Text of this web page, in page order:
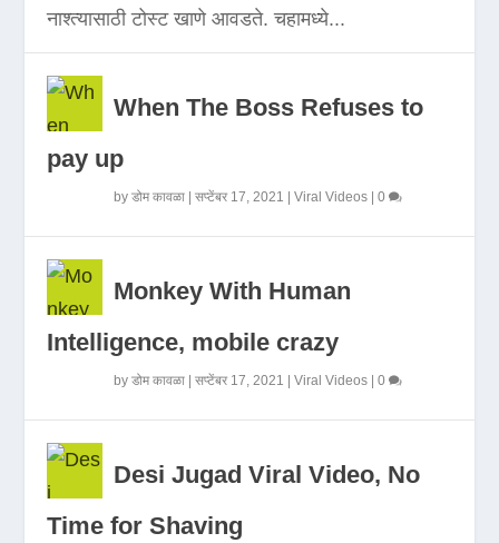
नाश्त्यासाठी टोस्ट खाणे आवडते. चहामध्ये...
When The Boss Refuses to
pay up
byडोम कावळा |सप्टेंबर 17, 2021 |Viral Videos |0
Monkey With Human
Intelligence, mobile crazy
byडोम कावळा |सप्टेंबर 17, 2021 |Viral Videos |0
Desi Jugad Viral Video, No
Time for Shaving